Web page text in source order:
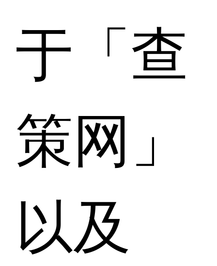
于「查
策网」
以及